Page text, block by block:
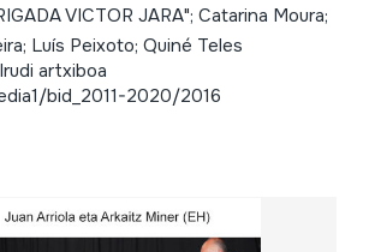
VICTOR JARA"; Catarina Moura;
Luís Peixoto; Quiné Teles
Irudi artxiboa
bid_2011-2020/2016